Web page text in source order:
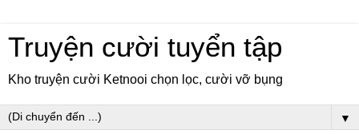
Truyện cười tuyển tập
Kho truyện cười Ketnooi chọn lọc, cười vỡ bụng
▼